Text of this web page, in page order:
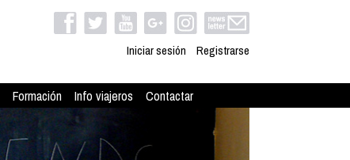
Iniciar sesión Registrarse
Formación Info viajeros Contactar